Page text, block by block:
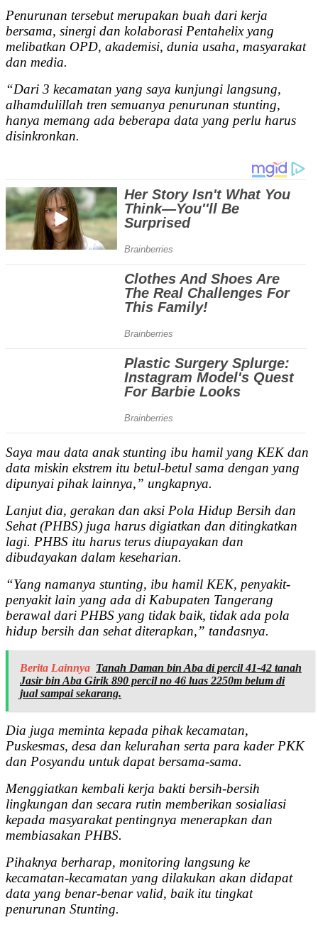
Penurunan tersebut merupakan buah dari kerja
bersama, sinergi dan kolaborasi Pentahelix yang
melibatkan OPD, akademisi, dunia usaha, masyarakat
dan media.
“Dari 3 kecamatan yang saya kunjungi langsung,
alhamdulillah tren semuanya penurunan stunting,
hanya memang ada beberapa data yang perlu harus
disinkronkan.
Saya mau data anak stunting ibu hamil yang KEK dan
data miskin ekstrem itu betul-betul sama dengan yang
dipunyai pihak lainnya,” ungkapnya.
Lanjut dia, gerakan dan aksi Pola Hidup Bersih dan
Sehat (PHBS) juga harus digiatkan dan ditingkatkan
lagi. PHBS itu harus terus diupayakan dan
dibudayakan dalam keseharian.
“Yang namanya stunting, ibu hamil KEK, penyakit-
penyakit lain yang ada di Kabupaten Tangerang
berawal dari PHBS yang tidak baik, tidak ada pola
hidup bersih dan sehat diterapkan,” tandasnya.
Berita Lainnya Tanah Daman bin Aba di percil 41-42 tanah
Jasir bin Aba Girik 890 percil no 46 luas 2250m belum di
jual sampai sekarang.
Dia juga meminta kepada pihak kecamatan,
Puskesmas, desa dan kelurahan serta para kader PKK
dan Posyandu untuk dapat bersama-sama.
Menggiatkan kembali kerja bakti bersih-bersih
lingkungan dan secara rutin memberikan sosialiasi
kepada masyarakat pentingnya menerapkan dan
membiasakan PHBS.
Pihaknya berharap, monitoring langsung ke
kecamatan-kecamatan yang dilakukan akan didapat
data yang benar-benar valid, baik itu tingkat
penurunan Stunting.